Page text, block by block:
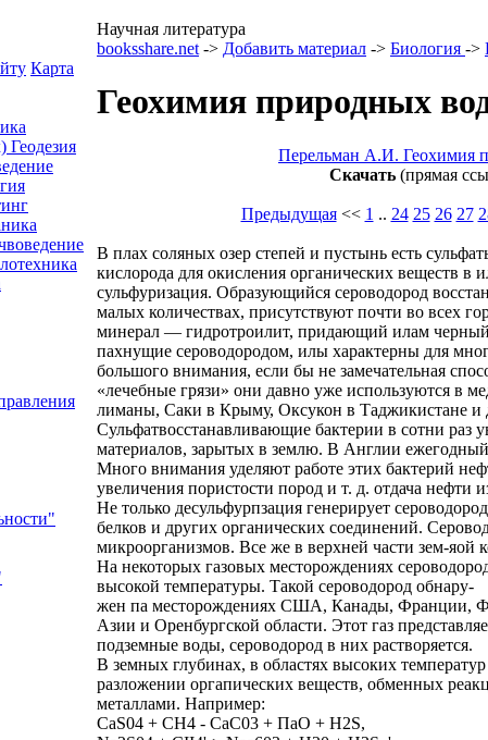
Научная литература
Карта
Геодезия
booksshare.net -> Добавить материал -> Биология ->
Геохимия природных
Перельман А.И. Геохимия
Скачать(прямая
Предыдущая<< 1 .. 24 25 26 27
В плах соляных озер степей и пустынь есть
кислорода для окисления органических веществ в
сульфуризация. Образующийся сероводород
малых количествах, присутствуют почти во всех
минерал — гидротроилит, придающий илам
пахнущие сероводородом, илы характерны для
большого внимания, если бы не замечательная
«лечебные грязи» они давно уже используются в
лиманы, Саки в Крыму, Оксукон в Таджикистане и
Сульфатвосстанавливающие бактерии в сотни раз
материалов, зарытых в землю. В Англии
Много внимания уделяют работе этих бактерий
увеличения пористости пород и т. д. отдача нефти
Не только десульфурпзация генерирует
белков и других органических соединений.
микроорганизмов. Все же в верхней части зем-
На некоторых газовых месторождениях
высокой температуры. Такой сероводород обнару-
жен па месторождениях США, Канады, Франции,
Азии и Оренбургской области. Этот газ
подземные воды, сероводород в них растворяется.
В земных глубинах, в областях высоких
разложении оргапических веществ, обменных
металлами. Например:
CaS04 + СН4 - СаС03 + ПаО + H2S,